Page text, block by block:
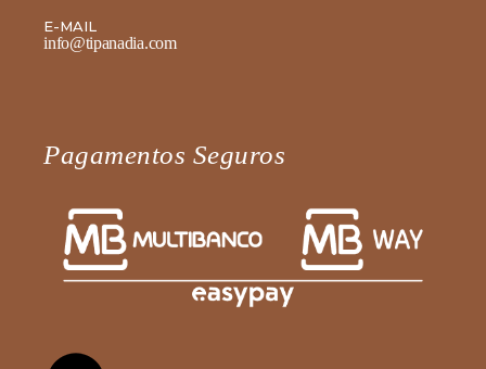
E-MAIL
info@tipanadia.com
Pagamentos Seguros